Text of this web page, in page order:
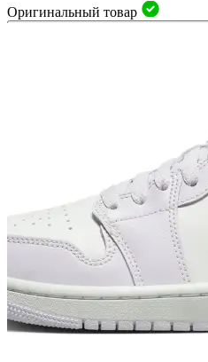
Оригинальный товар